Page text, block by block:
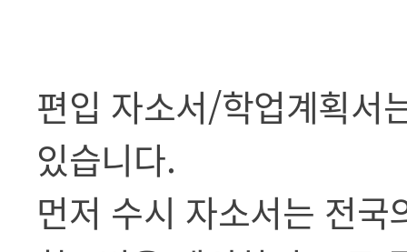
편입 자소서/학업계획서
있습니다.
먼저 수시 자소서는 전